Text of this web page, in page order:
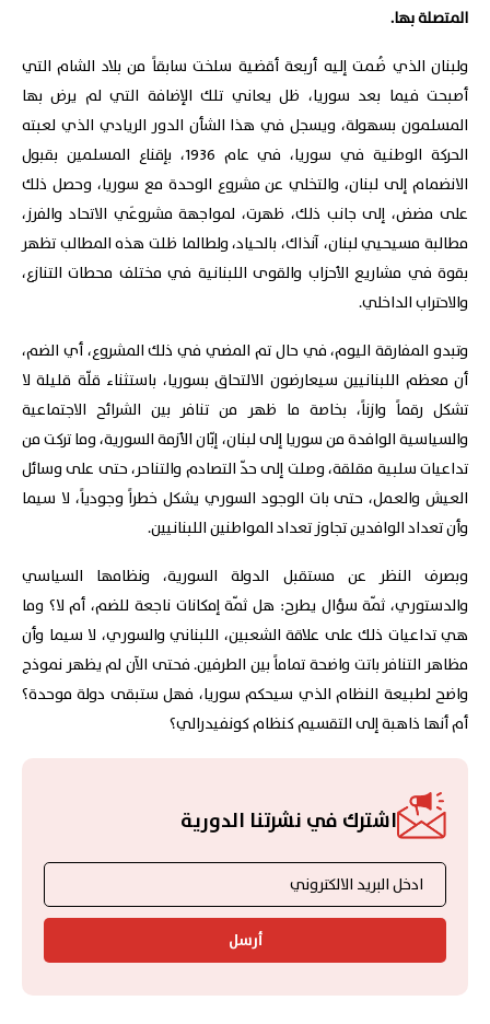
المتصلة بها.
ولبنان الذي ضُمت إليه أربعة أقضية سلخت سابقاً من بلاد الشام التي
أصبحت فيما بعد سوريا، ظل يعاني تلك الإضافة التي لم يرض بها
المسلمون بسهولة، ويسجل في هذا الشأن الدور الريادي الذي لعبته
الحركة الوطنية في سوريا، في عام 1936، بإقناع المسلمين بقبول
الانضمام إلى لبنان، والتخلي عن مشروع الوحدة مع سوريا، وحصل ذلك
على مضض، إلى جانب ذلك، ظهرت، لمواجهة مشروعَي الاتحاد والفرز،
مطالبة مسيحيي لبنان، آنذاك، بالحياد، ولطالما ظلت هذه المطالب تظهر
بقوة في مشاريع الأحزاب والقوى اللبنانية في مختلف محطات التنازع،
والاحتراب الداخلي.
وتبدو المفارقة اليوم، في حال تم المضي في ذلك المشروع، أي الضم،
أن معظم اللبنانيين سيعارضون الالتحاق بسوريا، باستثناء قلّة قليلة لا
تشكل رقماً وازناً، بخاصة ما ظهر من تنافر بين الشرائح الاجتماعية
والسياسية الوافدة من سوريا إلى لبنان، إبّان الأزمة السورية، وما تركت من
تداعيات سلبية مقلقة، وصلت إلى حدّ التصادم والتناحر، حتى على وسائل
العيش والعمل، حتى بات الوجود السوري يشكل خطراً وجودياً، لا سيما
وأن تعداد الوافدين تجاوز تعداد المواطنين اللبنانيين.
وبصرف النظر عن مستقبل الدولة السورية، ونظامها السياسي
والدستوري، ثمّة سؤال يطرح: هل ثمّة إمكانات ناجعة للضم، أم لا؟ وما
هي تداعيات ذلك على علاقة الشعبين، اللبناني والسوري، لا سيما وأن
مظاهر التنافر باتت واضحة تماماً بين الطرفين. فحتى الآن لم يظهر نموذج
واضح لطبيعة النظام الذي سيحكم سوريا، فهل ستبقى دولة موحدة؟
أم أنها ذاهبة إلى التقسيم كنظام كونفيدرالي؟
اشترك في نشرتنا الدورية
أرسل